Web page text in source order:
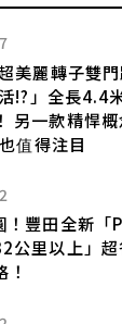
美麗轉子雙門
!?」全長4.4
另一款精悍
值得注目
豐田全新「
公里以上」